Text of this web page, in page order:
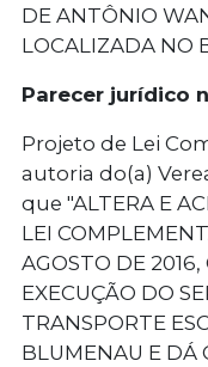
DE ANTÔNIO
LOCALIZADA NO
Parecer jurídico
Projeto de Lei
autoria do(a)
que "ALTERA E
LEI
AGOSTO DE 2016,
EXECUÇÃO DO
TRANSPORTE
BLUMENAU E DÁ